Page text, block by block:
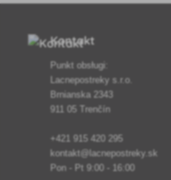
Kontakt
Punkt obsługi:
Lacnepostreky s.r.o.
Brnianska 2343
911 05 Trenčín
+421 915 420 295
kontakt@lacnepostreky.sk
Pon - Pt 9:00 - 16:00